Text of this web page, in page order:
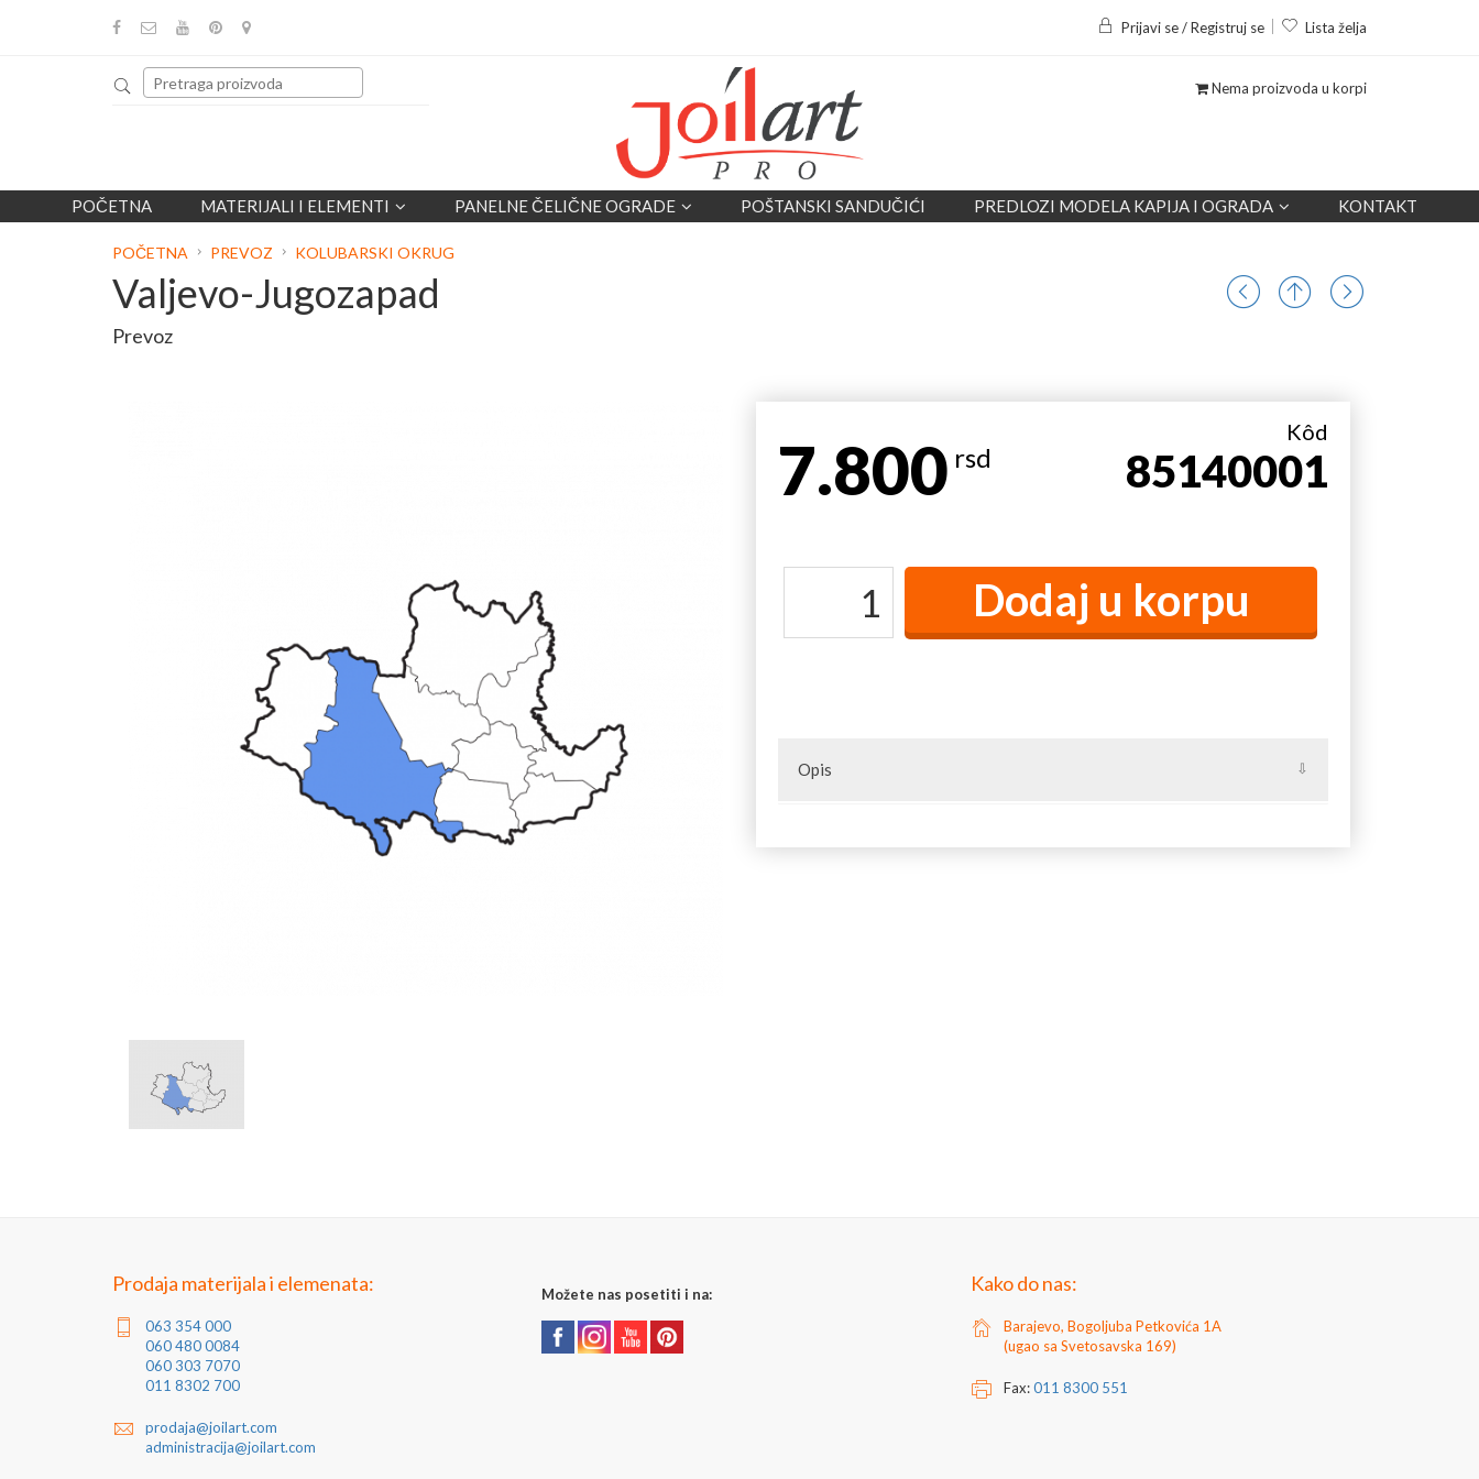
Prijavi se / Registruj se Lista želja
Nema proizvoda u korpi
POČETNA MATERIJALI I ELEMENTI PANELNE ČELIČNE OGRADE POŠTANSKI SANDUČIĆI PREDLOZI MODELA KAPIJA I OGRADA KONTAKT
POČETNA PREVOZ KOLUBARSKI OKRUG
Valjevo-Jugozapad
Prevoz
7.800 rsd
Kôd
85140001
Opis
Brangović, Brezovice, Vlaščić, Vragočanica, Vujinovača, Gornja Bukovica,
Prodaja materijala i elemenata:
063 354 000
060 480 0084
060 303 7070
011 8302 700
prodaja@joilart.com
administracija@joilart.com
Možete nas posetiti i na: Kako do nas:
Barajevo, Bogoljuba Petkovića 1A
(ugao sa Svetosavska 169)
Fax:011 8300 551